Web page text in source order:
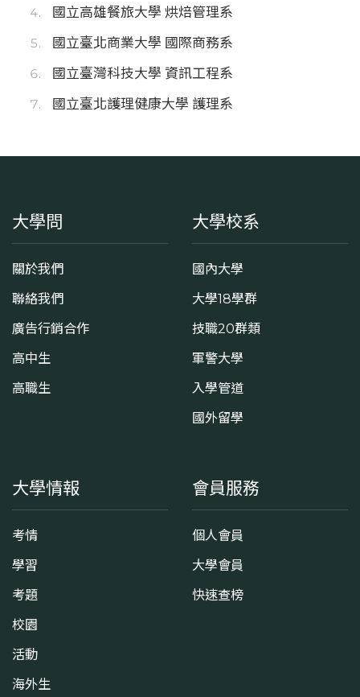
國立高雄餐旅大學 烘焙管理系
國立臺北商業大學 國際商務系
國立臺灣科技大學 資訊工程系
國立臺北護理健康大學 護理系
大學問
關於我們
聯絡我們
廣告行銷合作
高中生
高職生
大學校系
國內大學
大學18學群
技職20群類
軍警大學
入學管道
國外留學
大學情報
考情
學習
考題
校園
活動
海外生
會員服務
個人會員
大學會員
快速查榜